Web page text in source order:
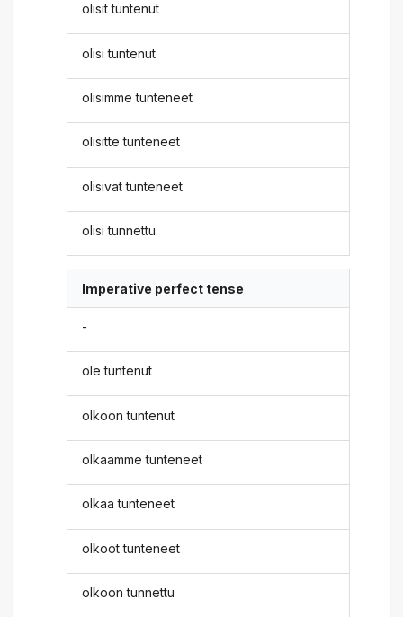
olisit tuntenut
olisi tuntenut
olisimme tunteneet
olisitte tunteneet
olisivat tunteneet
olisi tunnettu
Imperative perfect tense
-
ole tuntenut
olkoon tuntenut
olkaamme tunteneet
olkaa tunteneet
olkoot tunteneet
olkoon tunnettu